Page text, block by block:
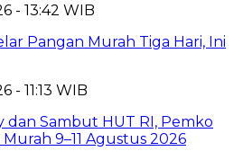
- 13:42 WIB
Pangan Murah Tiga Hari, Ini
- 11:13 WIB
dan Sambut HUT RI, Pemko
9–11 Agustus 2026